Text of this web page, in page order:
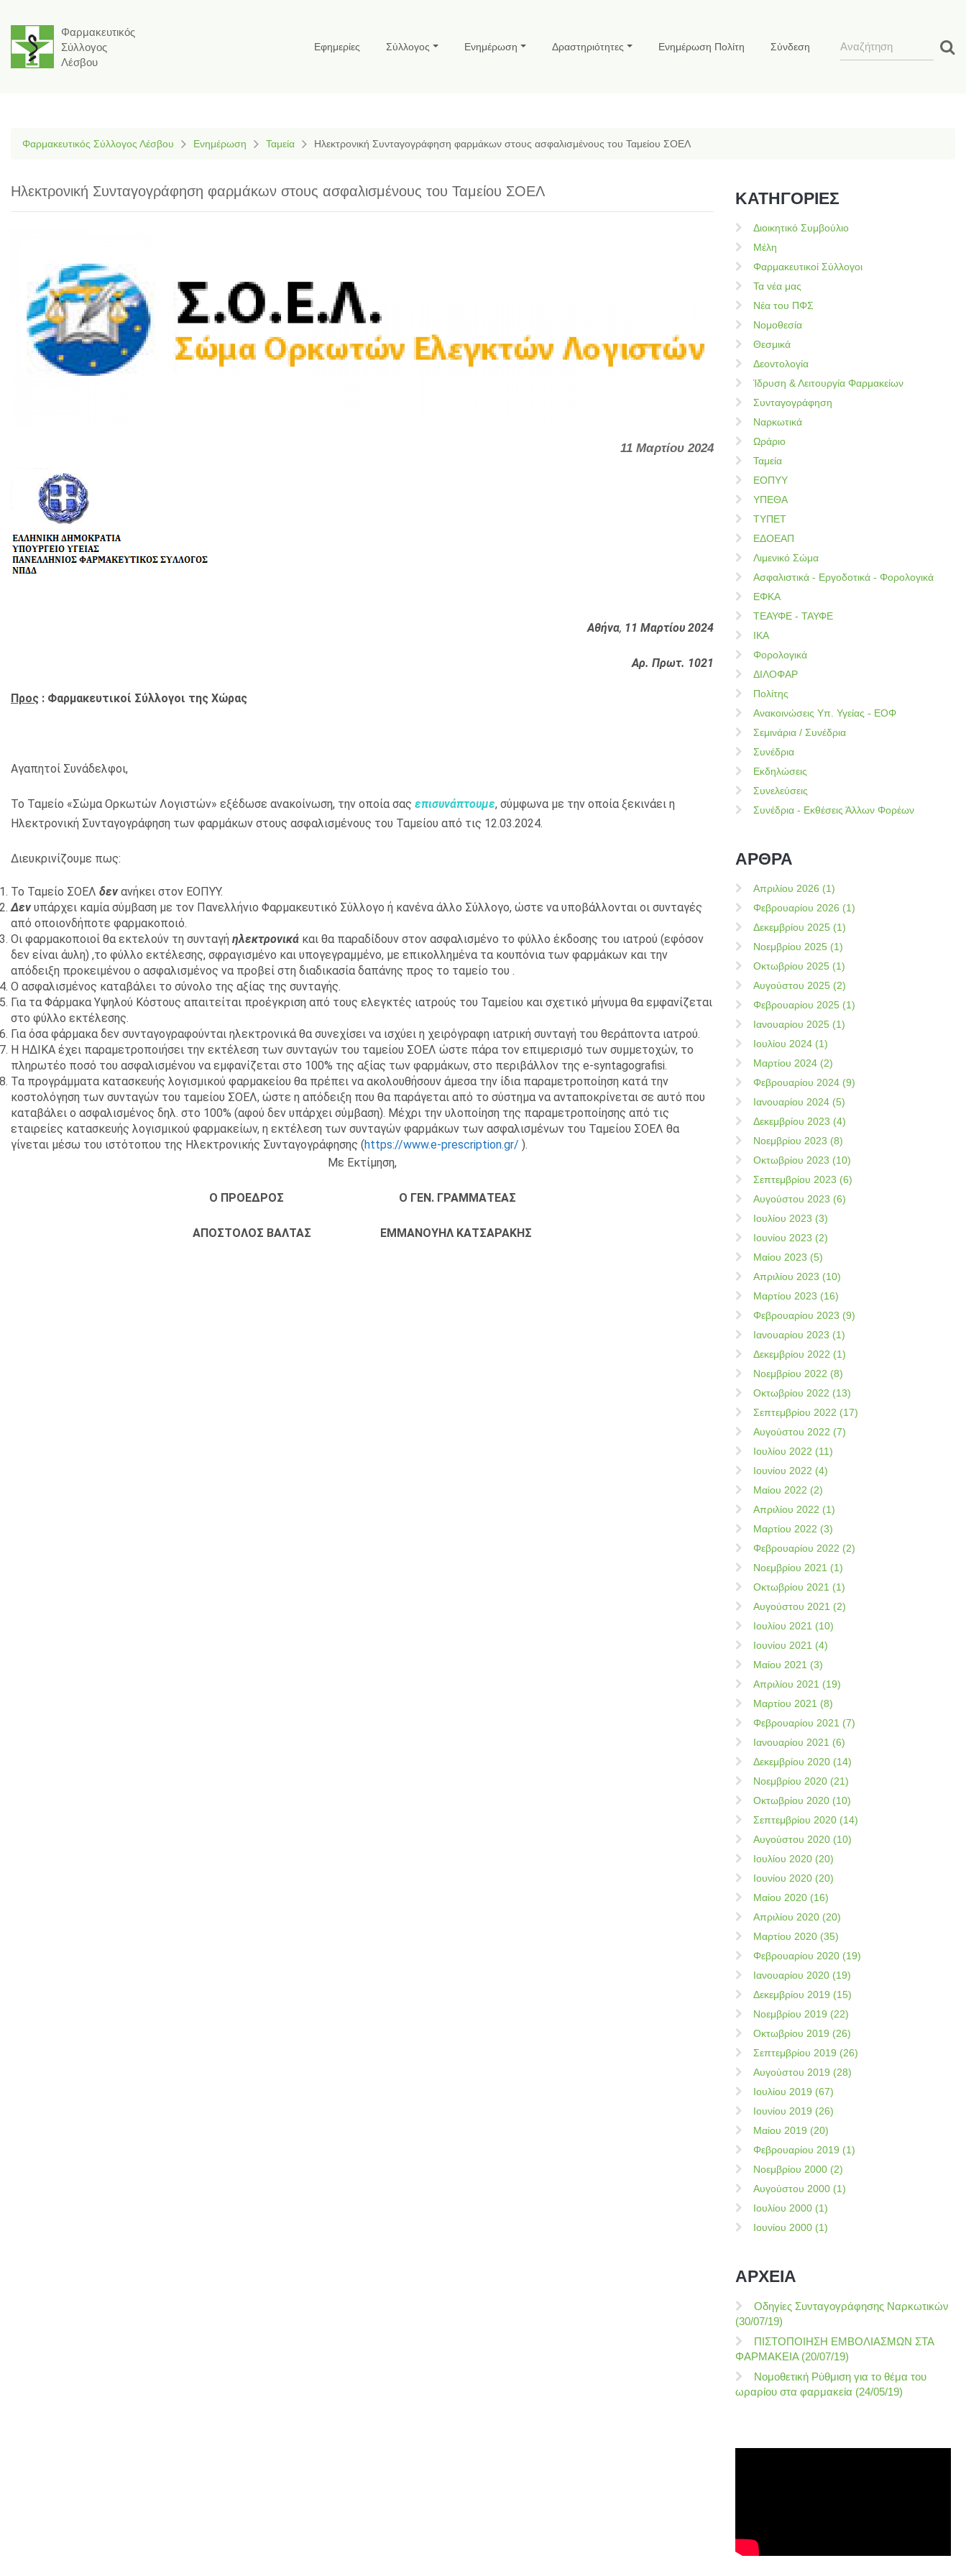
Φαρμακευτικός
Σύλλογος
Λέσβου
Εφημερίες Σύλλογος Ενημέρωση Δραστηριότητες Ενημέρωση Πολίτη Σύνδεση
Φαρμακευτικός Σύλλογος Λέσβου Ενημέρωση Ταμεία Ηλεκτρονική Συνταγογράφηση φαρμάκων στους ασφαλισμένους του Ταμείου ΣΟΕΛ
Ηλεκτρονική Συνταγογράφηση φαρμάκων στους ασφαλισμένους του Ταμείου ΣΟΕΛ
11 Μαρτίου 2024
Αθήνα, 11 Μαρτίου 2024
Αρ. Πρωτ. 1021
Προς : Φαρμακευτικοί Σύλλογοι της Χώρας
Αγαπητοί Συνάδελφοι,
Το Ταμείο «Σώμα Ορκωτών Λογιστών» εξέδωσε ανακοίνωση, την οποία σας επισυνάπτουμε, σύμφωνα με την οποία ξεκινάει η
Ηλεκτρονική Συνταγογράφηση των φαρμάκων στους ασφαλισμένους του Ταμείου από τις 12.03.2024.
Διευκρινίζουμε πως:
Το Ταμείο ΣΟΕΛ δενανήκει στον ΕΟΠΥΥ.
Δενυπάρχει καμία σύμβαση με τον Πανελλήνιο Φαρμακευτικό Σύλλογο ή κανένα άλλο Σύλλογο, ώστε να υποβάλλονται οι συνταγές
από οποιονδήποτε φαρμακοποιό.
Οι φαρμακοποιοί θα εκτελούν τη συνταγή ηλεκτρονικά και θα παραδίδουν στον ασφαλισμένο το φύλλο έκδοσης του ιατρού (εφόσον
δεν είναι άυλη) ,το φύλλο εκτέλεσης, σφραγισμένο και υπογεγραμμένο, με επικολλημένα τα κουπόνια των φαρμάκων και την
απόδειξη προκειμένου ο ασφαλισμένος να προβεί στη διαδικασία δαπάνης προς το ταμείο του .
Ο ασφαλισμένος καταβάλει το σύνολο της αξίας της συνταγής.
Για τα Φάρμακα Υψηλού Κόστους απαιτείται προέγκριση από τους ελεγκτές ιατρούς του Ταμείου και σχετικό μήνυμα θα εμφανίζεται
στο φύλλο εκτέλεσης.
Για όσα φάρμακα δεν συνταγογραφούνται ηλεκτρονικά θα συνεχίσει να ισχύει η χειρόγραφη ιατρική συνταγή του θεράποντα ιατρού.
Η ΗΔΙΚΑ έχει παραμετροποιήσει την εκτέλεση των συνταγών του ταμείου ΣΟΕΛ ώστε πάρα τον επιμερισμό των συμμετοχών, το
πληρωτέο ποσό του ασφαλισμένου να εμφανίζεται στο 100% της αξίας των φαρμάκων, στο περιβάλλον της e-syntagografisi.
Τα προγράμματα κατασκευής λογισμικού φαρμακείου θα πρέπει να ακολουθήσουν άμεσα την ίδια παραμετροποίηση κατά την
κοστολόγηση των συνταγών του ταμείου ΣΟΕΛ, ώστε η απόδειξη που θα παράγεται από το σύστημα να ανταποκρίνεται σε αυτό που
καταβάλει ο ασφαλισμένος δηλ. στο 100% (αφού δεν υπάρχει σύμβαση). Μέχρι την υλοποίηση της παραμετροποίησης από τις
εταιρείες κατασκευής λογισμικού φαρμακείων, η εκτέλεση των συνταγών φαρμάκων των ασφαλισμένων του Ταμείου ΣΟΕΛ θα
γίνεται μέσω του ιστότοπου της Ηλεκτρονικής Συνταγογράφησης (https://www.e-prescription.gr/ ).
Με Εκτίμηση,
Ο ΠΡΟΕΔΡΟΣ Ο ΓΕΝ. ΓΡΑΜΜΑΤΕΑΣ
ΑΠΟΣΤΟΛΟΣ ΒΑΛΤΑΣ ΕΜΜΑΝΟΥΗΛ ΚΑΤΣΑΡΑΚΗΣ
ΚΑΤΗΓΟΡΙΕΣ
Διοικητικό Συμβούλιο
Μέλη
Φαρμακευτικοί Σύλλογοι
Τα νέα μας
Νέα του ΠΦΣ
Νομοθεσία
Θεσμικά
Δεοντολογία
Ίδρυση & Λειτουργία Φαρμακείων
Συνταγογράφηση
Ναρκωτικά
Ωράριο
Ταμεία
ΕΟΠΥΥ
ΥΠΕΘΑ
ΤΥΠΕΤ
ΕΔΟΕΑΠ
Λιμενικό Σώμα
Ασφαλιστικά - Εργοδοτικά - Φορολογικά
ΕΦΚΑ
ΤΕΑΥΦΕ - ΤΑΥΦΕ
ΙΚΑ
Φορολογικά
ΔΙΛΟΦΑΡ
Πολίτης
Ανακοινώσεις Υπ. Υγείας - ΕΟΦ
Σεμινάρια / Συνέδρια
Συνέδρια
Εκδηλώσεις
Συνελεύσεις
Συνέδρια - Εκθέσεις Άλλων Φορέων
ΑΡΘΡΑ
Απριλίου 2026 (1)
Φεβρουαρίου 2026 (1)
Δεκεμβρίου 2025 (1)
Νοεμβρίου 2025 (1)
Οκτωβρίου 2025 (1)
Αυγούστου 2025 (2)
Φεβρουαρίου 2025 (1)
Ιανουαρίου 2025 (1)
Ιουλίου 2024 (1)
Μαρτίου 2024 (2)
Φεβρουαρίου 2024 (9)
Ιανουαρίου 2024 (5)
Δεκεμβρίου 2023 (4)
Νοεμβρίου 2023 (8)
Οκτωβρίου 2023 (10)
Σεπτεμβρίου 2023 (6)
Αυγούστου 2023 (6)
Ιουλίου 2023 (3)
Ιουνίου 2023 (2)
Μαίου 2023 (5)
Απριλίου 2023 (10)
Μαρτίου 2023 (16)
Φεβρουαρίου 2023 (9)
Ιανουαρίου 2023 (1)
Δεκεμβρίου 2022 (1)
Νοεμβρίου 2022 (8)
Οκτωβρίου 2022 (13)
Σεπτεμβρίου 2022 (17)
Αυγούστου 2022 (7)
Ιουλίου 2022 (11)
Ιουνίου 2022 (4)
Μαίου 2022 (2)
Απριλίου 2022 (1)
Μαρτίου 2022 (3)
Φεβρουαρίου 2022 (2)
Νοεμβρίου 2021 (1)
Οκτωβρίου 2021 (1)
Αυγούστου 2021 (2)
Ιουλίου 2021 (10)
Ιουνίου 2021 (4)
Μαίου 2021 (3)
Απριλίου 2021 (19)
Μαρτίου 2021 (8)
Φεβρουαρίου 2021 (7)
Ιανουαρίου 2021 (6)
Δεκεμβρίου 2020 (14)
Νοεμβρίου 2020 (21)
Οκτωβρίου 2020 (10)
Σεπτεμβρίου 2020 (14)
Αυγούστου 2020 (10)
Ιουλίου 2020 (20)
Ιουνίου 2020 (20)
Μαίου 2020 (16)
Απριλίου 2020 (20)
Μαρτίου 2020 (35)
Φεβρουαρίου 2020 (19)
Ιανουαρίου 2020 (19)
Δεκεμβρίου 2019 (15)
Νοεμβρίου 2019 (22)
Οκτωβρίου 2019 (26)
Σεπτεμβρίου 2019 (26)
Αυγούστου 2019 (28)
Ιουλίου 2019 (67)
Ιουνίου 2019 (26)
Μαίου 2019 (20)
Φεβρουαρίου 2019 (1)
Νοεμβρίου 2000 (2)
Αυγούστου 2000 (1)
Ιουλίου 2000 (1)
Ιουνίου 2000 (1)
ΑΡΧΕΙΑ
Οδηγίες Συνταγογράφησης Ναρκωτικών
(30/07/19)
ΠΙΣΤΟΠΟΙΗΣΗ ΕΜΒΟΛΙΑΣΜΩΝ ΣΤΑ
ΦΑΡΜΑΚΕΙΑ (20/07/19)
Νομοθετική Ρύθμιση για το θέμα του
ωραρίου στα φαρμακεία (24/05/19)